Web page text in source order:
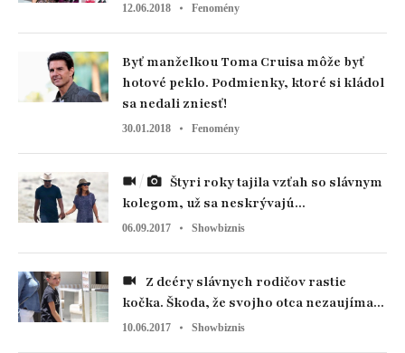
12.06.2018 Fenomény
Byť manželkou Toma Cruisa môže byť
hotové peklo. Podmienky, ktoré si kládol
sa nedali zniesť!
30.01.2018 Fenomény
kolegom, už sa neskrývajú...
06.09.2017 Showbiznis
kočka. Škoda, že svojho otca nezaujíma...
10.06.2017 Showbiznis